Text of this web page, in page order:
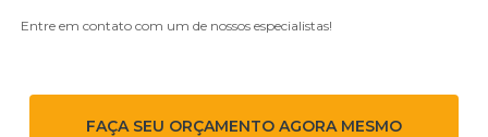
Entre em contato com um de nossos especialistas!
FAÇA SEU ORÇAMENTO AGORA MESMO